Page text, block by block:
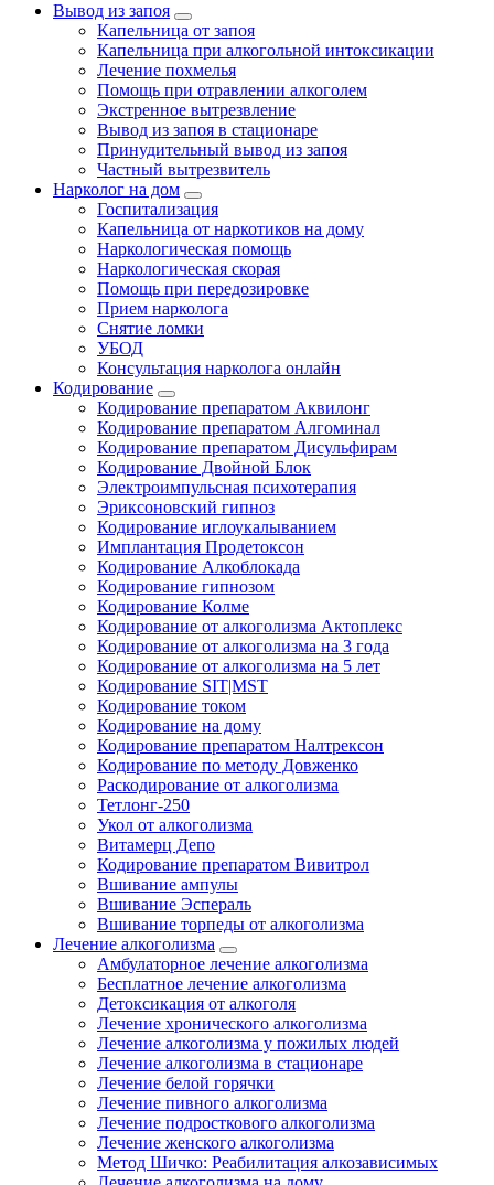
Вывод из запоя
Капельница от запоя
Капельница при алкогольной интоксикации
Лечение похмелья
Помощь при отравлении алкоголем
Экстренное вытрезвление
Вывод из запоя в стационаре
Принудительный вывод из запоя
Частный вытрезвитель
Нарколог на дом
Госпитализация
Капельница от наркотиков на дому
Наркологическая помощь
Наркологическая скорая
Помощь при передозировке
Прием нарколога
Снятие ломки
УБОД
Консультация нарколога онлайн
Кодирование
Кодирование препаратом Аквилонг
Кодирование препаратом Алгоминал
Кодирование препаратом Дисульфирам
Кодирование Двойной Блок
Электроимпульсная психотерапия
Эриксоновский гипноз
Кодирование иглоукалыванием
Имплантация Продетоксон
Кодирование Алкоблокада
Кодирование гипнозом
Кодирование Колме
Кодирование от алкоголизма Актоплекс
Кодирование от алкоголизма на 3 года
Кодирование от алкоголизма на 5 лет
Кодирование SIT|MST
Кодирование током
Кодирование на дому
Кодирование препаратом Налтрексон
Кодирование по методу Довженко
Раскодирование от алкоголизма
Тетлонг-250
Укол от алкоголизма
Витамерц Депо
Кодирование препаратом Вивитрол
Вшивание ампулы
Вшивание Эспераль
Вшивание торпеды от алкоголизма
Лечение алкоголизма
Амбулаторное лечение алкоголизма
Бесплатное лечение алкоголизма
Детоксикация от алкоголя
Лечение хронического алкоголизма
Лечение алкоголизма у пожилых людей
Лечение алкоголизма в стационаре
Лечение белой горячки
Лечение пивного алкоголизма
Лечение подросткового алкоголизма
Лечение женского алкоголизма
Метод Шичко: Реабилитация алкозависимых